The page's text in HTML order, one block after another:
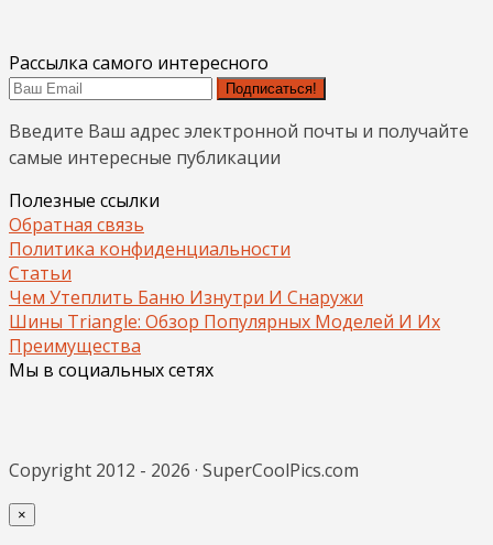
Рассылка самого интересного
Подписаться!
Введите Ваш адрес электронной почты и получайте
самые интересные публикации
Полезные ссылки
Обратная связь
Политика конфиденциальности
Статьи
Чем Утеплить Баню Изнутри И Снаружи
Шины Triangle: Обзор Популярных Моделей И Их
Преимущества
Мы в социальных сетях
Copyright 2012 - 2026 · SuperCoolPics.com
×